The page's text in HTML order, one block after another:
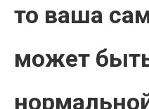
то ваша
может